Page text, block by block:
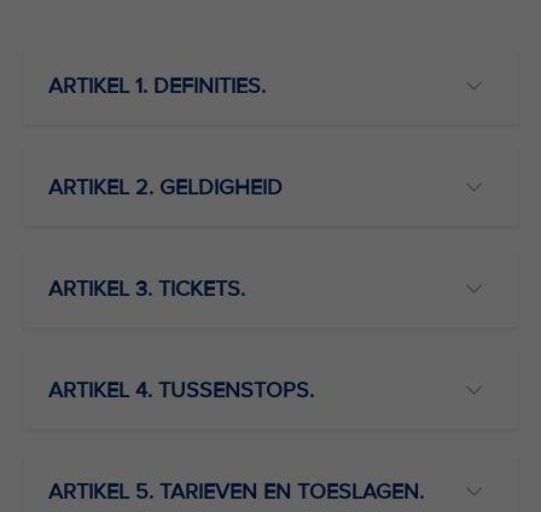
ARTIKEL 1. DEFINITIES.
ARTIKEL 2. GELDIGHEID
ARTIKEL 3. TICKETS.
ARTIKEL 4. TUSSENSTOPS.
ARTIKEL 5. TARIEVEN EN TOESLAGEN.